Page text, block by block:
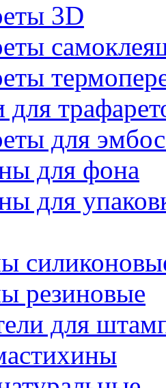
3D
для
для фона
для
резиновые
для